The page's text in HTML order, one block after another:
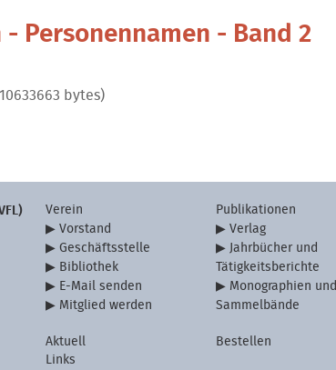
Personennamen - Band 2
bytes)
Verein
Vorstand
Geschäftsstelle
Bibliothek
E-Mail senden
Mitglied werden
Aktuell
Links
Publikationen
Verlag
Jahrbücher und
Tätigkeitsberichte
Monographien und
Sammelbände
Bestellen